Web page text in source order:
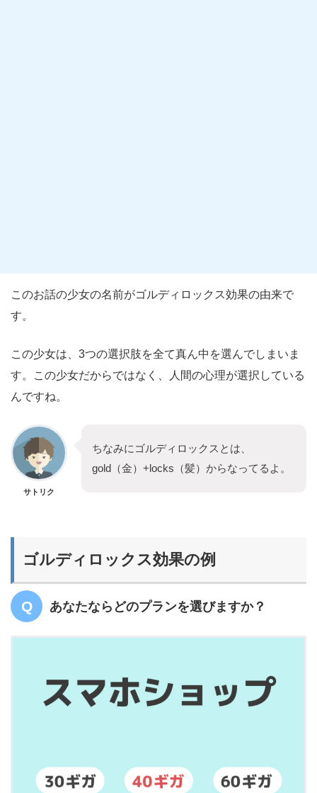
このお話の少女の名前がゴルディロックス効果の由来で
す。
この少女は、3つの選択肢を全て真ん中を選んでしまいま
す。この少女だからではなく、人間の心理が選択している
んですね。
サトリク
ちなみにゴルディロックスとは、
gold（金）+locks（髪）からなってるよ。
ゴルディロックス効果の例
あなたならどのプランを選びますか？